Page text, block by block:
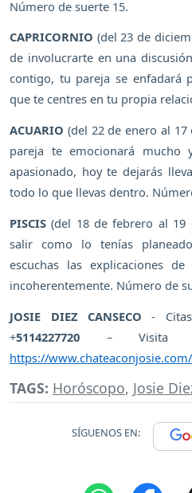
Número de suerte 15.
CAPRICORNIO (del 23 de
de involucrarte en una
contigo, tu pareja se enfadará
que te centres en tu propia
ACUARIO (del 22 de enero al
pareja te emocionará mucho
apasionado, hoy te dejarás
todo lo que llevas dentro.
PISCIS (del 18 de febrero al 19
salir como lo tenías
escuchas las explicaciones
incoherentemente. Número de
JOSIE DIEZ CANSECO -
+5114227720 – Visita
https://www.chateaconjosie.com/
TAGS: Horóscopo, Josie
SÍGUENOS EN: